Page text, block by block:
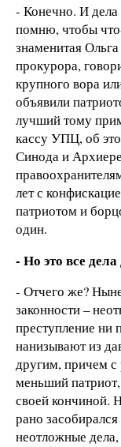
- Конечно. И дела
помню, чтобы
знаменитая
прокурора,
крупного вора
объявили
лучший тому
кассу УПЦ, об
Синода и
лет с
патриотом и
один.
- Но это все
- Отчего же?
законности –
преступление
нанизывают из
другим, причем
меньший
своей кончиной.
рано
неотложные